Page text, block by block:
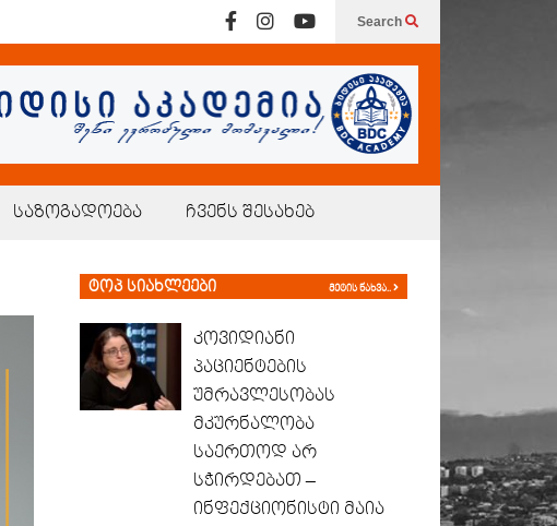
Search
საზოგადოება ჩვენს შესახებ
ტოპ სიახლეები მეტის ნახვა..
კოვიდიანი
პაციენტების
უმრავლესობას
მკურნალობა
საერთოდ არ
სჭირდებათ –
ინფექციონისტი მაია